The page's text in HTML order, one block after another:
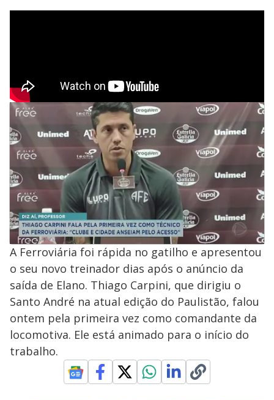
A Ferroviária foi rápida no gatilho e apresentou
o seu novo treinador dias após o anúncio da
saída de Elano. Thiago Carpini, que dirigiu o
Santo André na atual edição do Paulistão, falou
ontem pela primeira vez como comandante da
locomotiva. Ele está animado para o início do
trabalho.